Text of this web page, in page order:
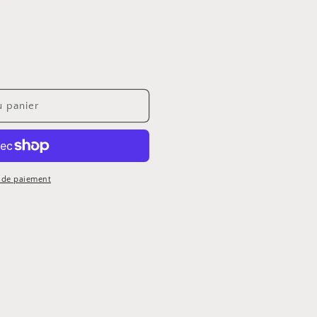
panier
paiement